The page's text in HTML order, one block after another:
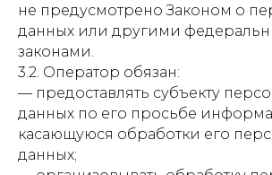
не предусмотрено Законом о
данных или другими
законами.
3.2. Оператор обязан:
— предоставлять субъекту
данных по его просьбе
касающуюся обработки его
данных;